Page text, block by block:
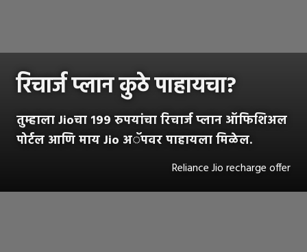
रिचार्ज प्लान कुठे पाहायचा?
तुम्हाला Jioचा १९९ रुपयांचा रिचार्ज प्लान ऑफिशिअल
पोर्टल आणि माय Jio अॅपवर पाहायला मिळेल.
Reliance Jio recharge offer